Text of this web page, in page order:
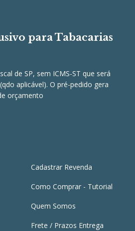
para Tabacarias
de SP, sem ICMS-ST que será
aplicável). O pré-pedido gera
orçamento
Cadastrar Revenda
Como Comprar - Tutorial
Quem Somos
Frete / Prazos Entrega